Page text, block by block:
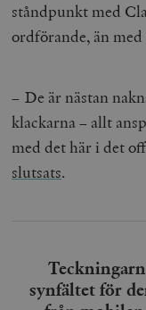
ståndpunkt med
ordförande, än med
– De är nästan
klackarna – allt
med det här i det
slutsats.
synfältet för